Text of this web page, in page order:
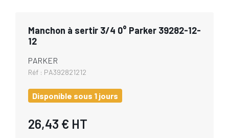
Manchon à sertir 3/4 0° Parker 39282-12-
12
PARKER
Réf : PA392821212
Disponible sous 1 jours
26,43 € HT